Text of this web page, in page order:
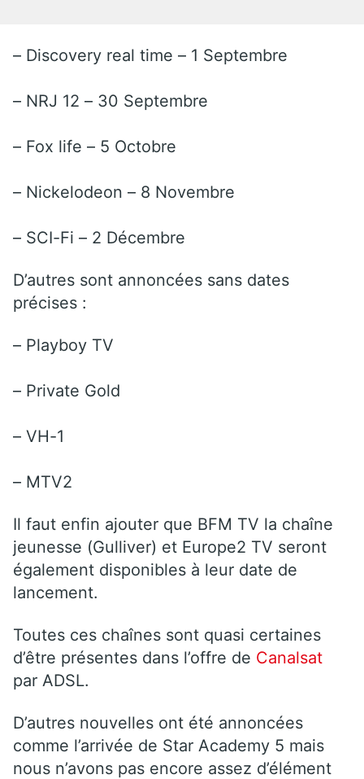
– Discovery real time – 1 Septembre
– NRJ 12 – 30 Septembre
– Fox life – 5 Octobre
– Nickelodeon – 8 Novembre
– SCI-Fi – 2 Décembre
D’autres sont annoncées sans dates
précises :
– Playboy TV
– Private Gold
– VH-1
– MTV2
Il faut enfin ajouter que BFM TV la chaîne
jeunesse (Gulliver) et Europe2 TV seront
également disponibles à leur date de
lancement.
Toutes ces chaînes sont quasi certaines
d’être présentes dans l’offre de Canalsat
par ADSL.
D’autres nouvelles ont été annoncées
comme l’arrivée de Star Academy 5 mais
nous n’avons pas encore assez d’élément